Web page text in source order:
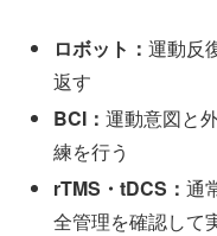
ロボット：運動反
返す
BCI：運動意図と
練を行う
rTMS・tDCS：通
全管理を確認して